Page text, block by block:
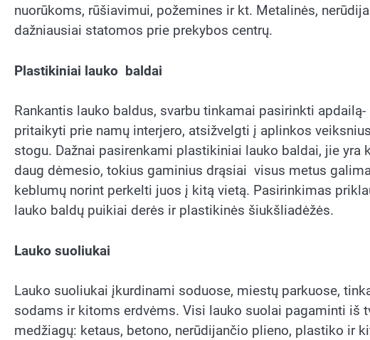
nuorūkoms, rūšiavimui, požemines ir kt. Metalinės,
dažniausiai statomos prie prekybos centrų.
Plastikiniai lauko baldai
Rankantis lauko baldus, svarbu tinkamai pasirinkti
pritaikyti prie namų interjero, atsižvelgti į aplinkos
stogu. Dažnai pasirenkami plastikiniai lauko baldai, jie
daug dėmesio, tokius gaminius drąsiai visus metus
keblumų norint perkelti juos į kitą vietą. Pasirinkimas
lauko baldų puikiai derės ir plastikinės šiukšliadėžės.
Lauko suoliukai
Lauko suoliukai įkurdinami soduose, miestų parkuose,
sodams ir kitoms erdvėms. Visi lauko suolai pagaminti iš
medžiagų: ketaus, betono, nerūdijančio plieno, plastiko ir